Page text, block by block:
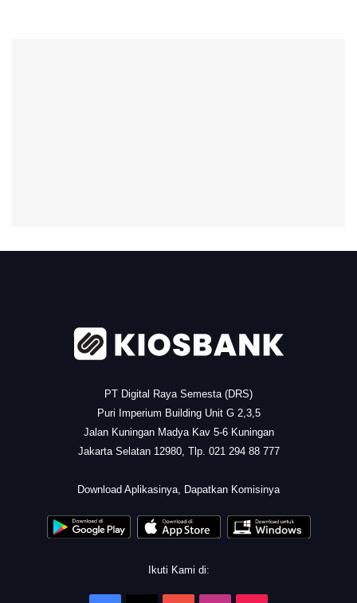
PT Digital Raya Semesta (DRS)
Puri Imperium Building Unit G 2,3,5
Jalan Kuningan Madya Kav 5-6 Kuningan
Jakarta Selatan 12980, Tlp. 021 294 88 777
Download Aplikasinya, Dapatkan Komisinya
Ikuti Kami di: